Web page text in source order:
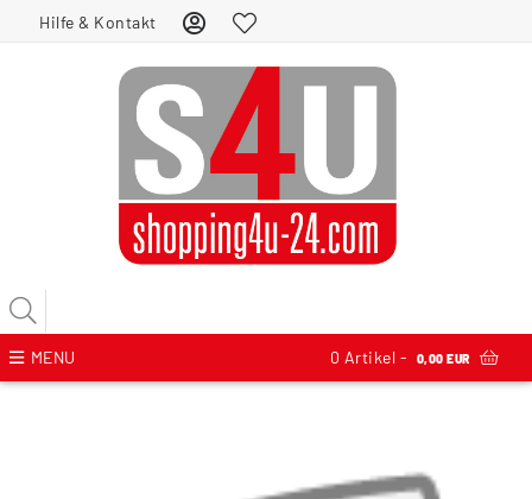
Hilfe & Kontakt
MENU 0 Artikel - 0,00 EUR